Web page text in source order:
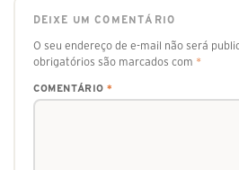
DEIXE UM COMENTÁRIO
O seu endereço de e-mail não será
obrigatórios são marcados com *
COMENTÁRIO *